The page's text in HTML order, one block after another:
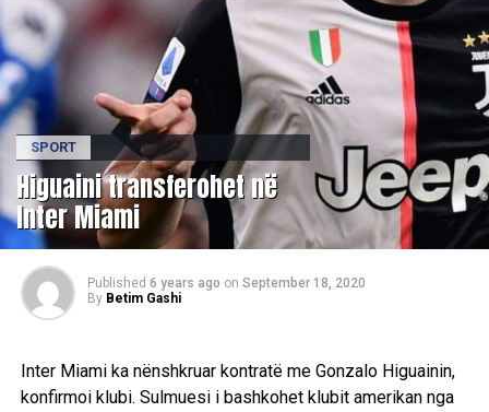
SPORT
Higuaini transferohet në
Inter Miami
Published 6 years ago on September 18, 2020
By Betim Gashi
Inter Miami ka nënshkruar kontratë me Gonzalo Higuainin,
konfirmoi klubi. Sulmuesi i bashkohet klubit amerikan nga